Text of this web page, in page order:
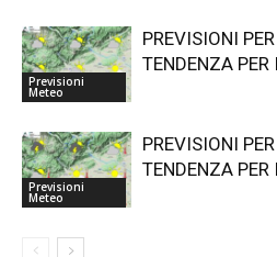
Previsioni
Meteo
PREVISIONI
TENDENZA
Previsioni
Meteo
PREVISIONI
TENDENZA